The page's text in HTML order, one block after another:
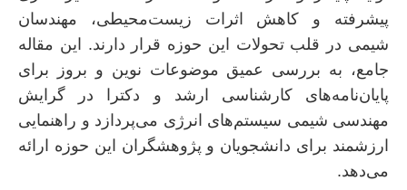
پیشرفته و کاهش اثرات زیست‌محیطی، مهندسان
شیمی در قلب تحولات این حوزه قرار دارند. این مقاله
جامع، به بررسی عمیق موضوعات نوین و بروز برای
پایان‌نامه‌های کارشناسی ارشد و دکترا در گرایش
مهندسی شیمی سیستم‌های انرژی می‌پردازد و راهنمایی
ارزشمند برای دانشجویان و پژوهشگران این حوزه ارائه
می‌دهد.